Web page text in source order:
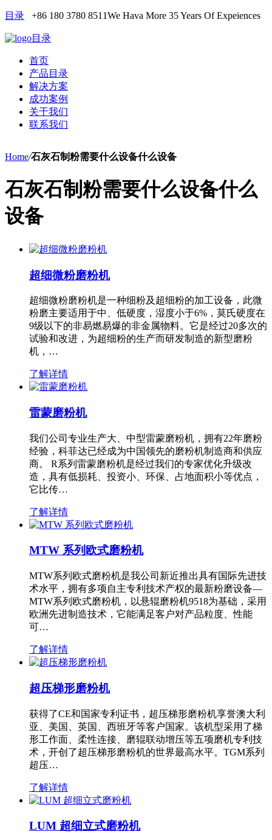
目录 +86 180 3780 8511We Hava More 35 Years Of Expeiences
目录
首页
产品目录
解决方案
成功案例
关于我们
联系我们
Home/石灰石制粉需要什么设备什么设备
石灰石制粉需要什么设备什么
设备
超细微粉磨粉机
超细微粉磨粉机是一种细粉及超细粉的加工设备，此微
粉磨主要适用于中、低硬度，湿度小于6%，莫氏硬度在
9级以下的非易燃易爆的非金属物料。它是经过20多次的
试验和改进，为超细粉的生产而研发制造的新型磨粉
机，…
了解详情
雷蒙磨粉机
我们公司专业生产大、中型雷蒙磨粉机，拥有22年磨粉
经验，科菲达已经成为中国领先的磨粉机制造商和供应
商。 R系列雷蒙磨粉机是经过我们的专家优化升级改
造，具有低损耗、投资小、环保、占地面积小等优点，
它比传…
了解详情
MTW 系列欧式磨粉机
MTW系列欧式磨粉机是我公司新近推出具有国际先进技
术水平，拥有多项自主专利技术产权的最新粉磨设备—
MTW系列欧式磨粉机，以悬辊磨粉机9518为基础，采用
欧洲先进制造技术，它能满足客户对产品粒度、性能
可…
了解详情
超压梯形磨粉机
获得了CE和国家专利证书，超压梯形磨粉机享誉澳大利
亚、美国、英国、西班牙等客户国家。该机型采用了梯
形工作面、柔性连接、磨辊联动增压等五项磨机专利技
术，开创了超压梯形磨粉机的世界最高水平。TGM系列
超压…
了解详情
LUM 超细立式磨粉机